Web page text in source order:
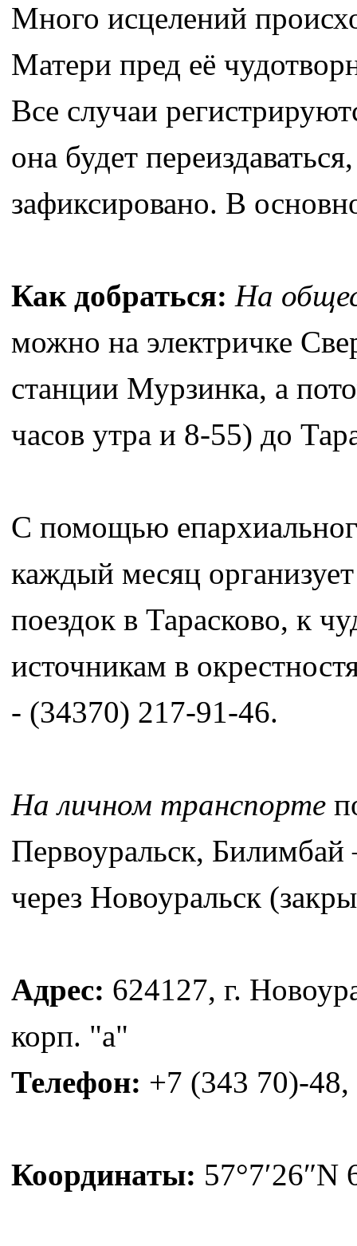
Много исцелений
Матери пред её
Все случаи
она будет
зафиксировано. В
Как добраться: На
можно на электричке
станции Мурзинка, а
часов утра и 8-55) до
С помощью
каждый месяц
поездок в Тарасково, к
источникам в
- (34370) 217-91-46.
На личном транспорте
Первоуральск,
через Новоуральск
Адрес: 624127, г.
корп. "а"
Телефон: +7 (343 70)-
Координаты: 57°7′26″N